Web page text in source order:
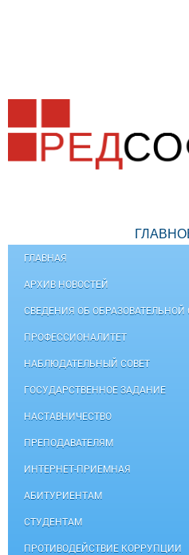
ГЛАВНАЯ
АРХИВ НОВОСТЕЙ
СВЕДЕНИЯ ОБ
ПРОФЕССИОНАЛИТЕТ
НАБЛЮДАТЕЛЬНЫЙ СОВЕТ
ГОСУДАРСТВЕННОЕ ЗАДАНИЕ
НАСТАВНИЧЕСТВО
ПРЕПОДАВАТЕЛЯМ
ИНТЕРНЕТ-ПРИЕМНАЯ
АБИТУРИЕНТАМ
СТУДЕНТАМ
ПРОТИВОДЕЙСТВИЕ КОРРУПЦИИ